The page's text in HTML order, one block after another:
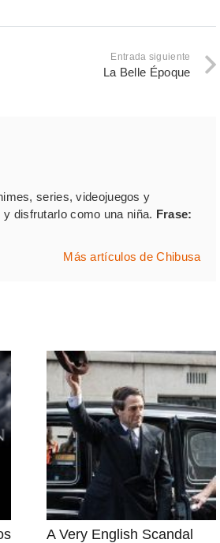
Entrada siguiente
La Belle Époque
series, videojuegos y
disfrutarlo como una niña. Frase:
Más artículos de Chibusa
A Very English Scandal